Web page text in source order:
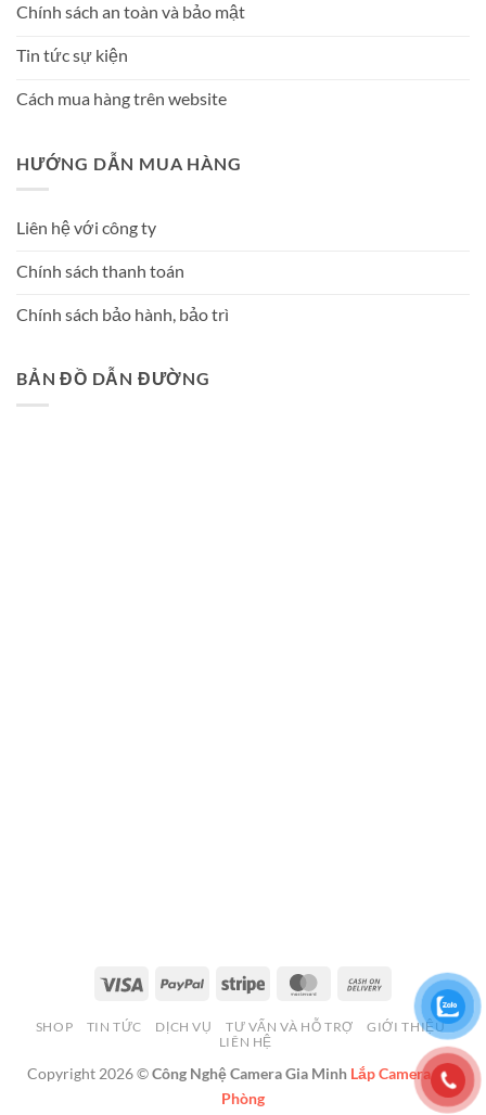
Chính sách an toàn và bảo mật
Tin tức sự kiện
Cách mua hàng trên website
HƯỚNG DẪN MUA HÀNG
Liên hệ với công ty
Chính sách thanh toán
Chính sách bảo hành, bảo trì
BẢN ĐỒ DẪN ĐƯỜNG
Visa PayPal Stripe MasterCard
Delivery
SHOP TIN TỨC DỊCH VỤ TƯ VẤN VÀ HỖ TRỢ
GIỚI THIỆU
LIÊN HỆ
Copyright 2026 ©Công Nghệ Camera Gia Minh Lắp Camera Hải
Phòng